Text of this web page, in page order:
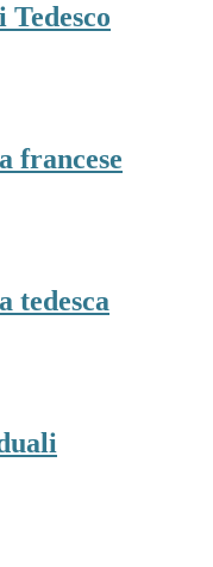
Tedesco
francese
tedesca